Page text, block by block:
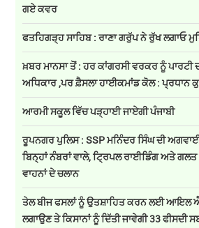
ਗਏ ਕਵਰ
ਫਤਹਿਗੜ੍ਹ ਸਾਹਿਬ : ਰਾਣਾ ਗਰੁੱਪ ਨੇ ਰੁੱਖ ਲਗਾਓ
ਖ਼ਬਰ ਮਾਨਸਾ ਤੋਂ : ਹਰ ਕਾਂਗਰਸੀ ਵਰਕਰ ਨੂੰ ਪਾਰਟੀ
ਅਧਿਕਾਰ ,ਪਰ ਫ਼ੈਸਲਾ ਹਾਈਕਮਾਂਡ ਕੋਲ : ਪ੍ਰਧਾਨ
ਆਰਮੀ ਸਕੂਲ ਵਿੱਚ ਪੜ੍ਹਾਈ ਜਾਏਗੀ ਪੰਜਾਬੀ
ਰੂਪਨਗਰ ਪੁਲਿਸ : SSP ਮਨਿੰਦਰ ਸਿੰਘ ਦੀ
ਬਿਨ੍ਹਾਂ ਨੰਬਰਾਂ ਵਾਲੇ, ਟ੍ਰਿਪਲ ਰਾਈਡਿੰਗ ਅਤੇ
ਵਾਹਨਾਂ ਦੇ ਚਲਾਨ
ਤੇਲ ਬੀਜ ਫਸਲਾਂ ਨੂੰ ਉਤਸ਼ਾਹਿਤ ਕਰਨ ਲਈ ਆਇਲ
ਲਗਾਉਣ ਤੇ ਕਿਸਾਨਾਂ ਨੂੰ ਦਿੱਤੀ ਜਾਵੇਗੀ 33 ਫੀਸਦੀ